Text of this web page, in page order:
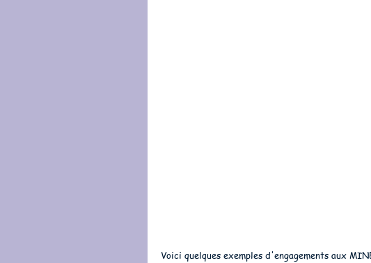
Voici quelques exemples d'engagements aux